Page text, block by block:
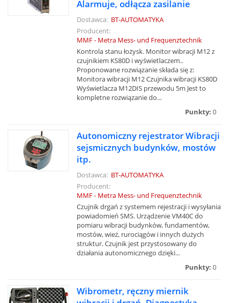
Alarmuje, odłącza zasilanie
Dostawca: BT-AUTOMATYKA
Producent:
MMF - Metra Mess- und Frequenztechnik
Kontrola stanu łożysk. Monitor wibracji M12 z
czujnikiem KS80D i wyświetlaczem..
Proponowane rozwiązanie składa się z:
Monitora wibracji M12 Czujnika wibracji KS80D
Wyświetlacza M12DIS przewodu 5m Jest to
kompletne rozwiązanie do...
Punkty: 0
Autonomiczny rejestrator Wibracji
sejsmicznych budynków, mostów
itp.
Dostawca: BT-AUTOMATYKA
Producent:
MMF - Metra Mess- und Frequenztechnik
Czujnik drgań z systemem rejestracji i wysyłania
powiadomień SMS. Urządzenie VM40C do
pomiaru wibracji budynków, fundamentów,
mostów, wież, rurociągów i innych dużych
struktur. Czujnik jest przystosowany do
działania autonomicznego dzięki...
Punkty: 0
Wibrometr, ręczny miernik